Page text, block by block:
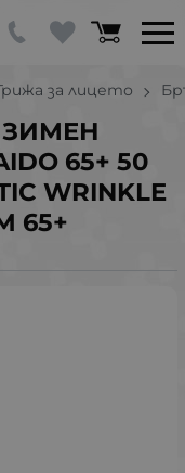
за лицето
65+ 50
WRINKLE
65+